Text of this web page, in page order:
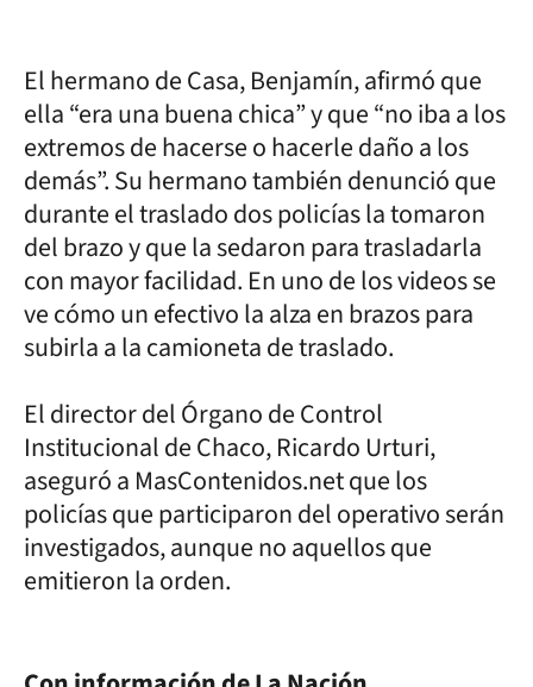
El hermano de Casa, Benjamín, afirmó que
ella “era una buena chica” y que “no iba a los
extremos de hacerse o hacerle daño a los
demás”. Su hermano también denunció que
durante el traslado dos policías la tomaron
del brazo y que la sedaron para trasladarla
con mayor facilidad. En uno de los videos se
ve cómo un efectivo la alza en brazos para
subirla a la camioneta de traslado.
El director del Órgano de Control
Institucional de Chaco, Ricardo Urturi,
aseguró a MasContenidos.net que los
policías que participaron del operativo serán
investigados, aunque no aquellos que
emitieron la orden.